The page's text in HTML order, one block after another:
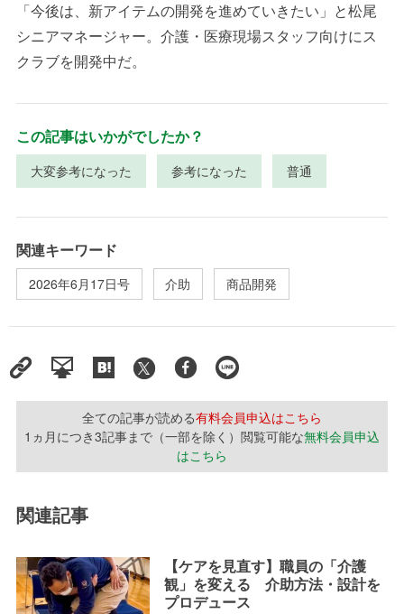
「今後は、新アイテムの開発を進めていきたい」と松尾
シニアマネージャー。介護・医療現場スタッフ向けにス
クラブを開発中だ。
この記事はいかがでしたか？
大変参考になった 参考になった 普通
関連キーワード
2026年6月17日号 介助 商品開発
全ての記事が読める有料会員申込はこちら
1ヵ月につき3記事まで（一部を除く）閲覧可能な無料会員申込
はこちら
関連記事
【ケアを見直す】職員の「介護
観」を変える 介助方法・設計を
プロデュース